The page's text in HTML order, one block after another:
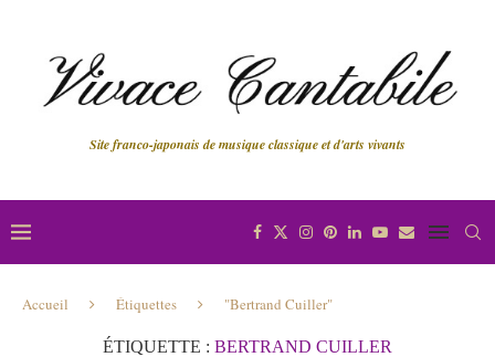
Site franco-japonais de musique classique et d'arts vivants
Accueil Étiquettes "Bertrand Cuiller"
ÉTIQUETTE : BERTRAND CUILLER